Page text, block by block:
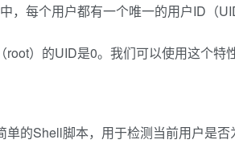
，每个用户都有一个唯一的用户ID（
root）的UID是0。我们可以使用这个特
单的Shell脚本，用于检测当前用户是否